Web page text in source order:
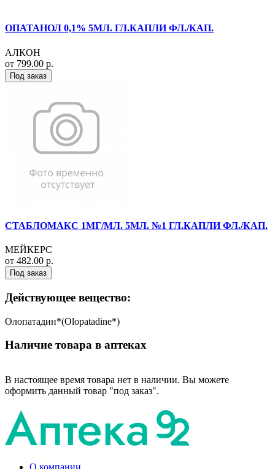
ОПАТАНОЛ 0,1% 5МЛ. ГЛ.КАПЛИ ФЛ./КАП.
АЛКОН
от 799.00 р.
Под заказ
СТАБЛОМАКС 1МГ/МЛ. 5МЛ. №1 ГЛ.КАПЛИ ФЛ./КАП.
МЕЙКЕРС
от 482.00 р.
Под заказ
Действующее вещество:
Олопатадин*(Olopatadine*)
Наличие товара в аптеках
В настоящее время товара нет в наличии. Вы можете
оформить данный товар "под заказ".
О компании